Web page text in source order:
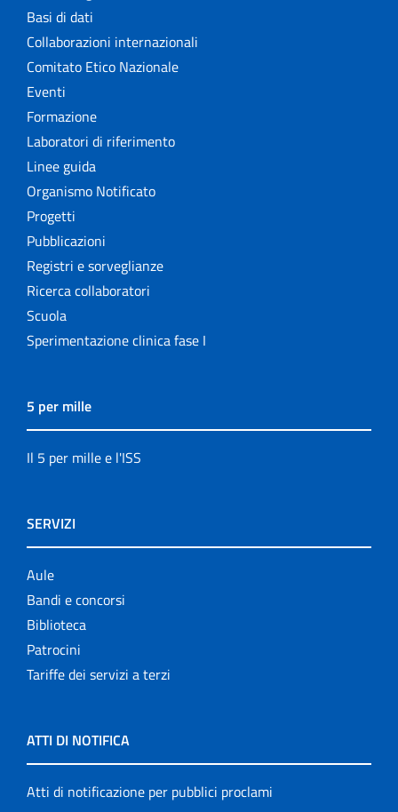
Basi di dati
Collaborazioni internazionali
Comitato Etico Nazionale
Eventi
Formazione
Laboratori di riferimento
Linee guida
Organismo Notificato
Progetti
Pubblicazioni
Registri e sorveglianze
Ricerca collaboratori
Scuola
Sperimentazione clinica fase I
5 per mille
Il 5 per mille e l'ISS
SERVIZI
Aule
Bandi e concorsi
Biblioteca
Patrocini
Tariffe dei servizi a terzi
ATTI DI NOTIFICA
Atti di notificazione per pubblici proclami